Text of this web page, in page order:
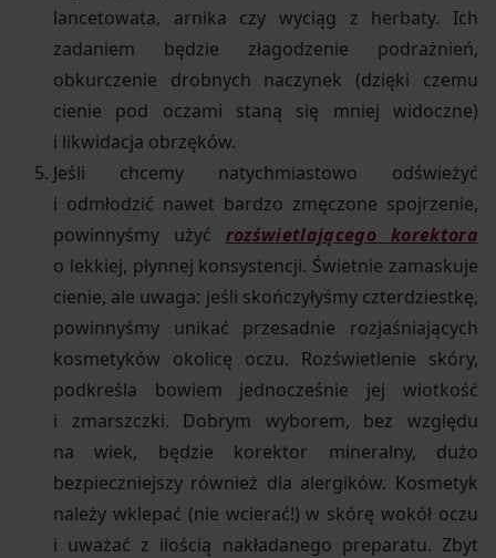
lancetowata, arnika czy wyciąg z herbaty. Ich
zadaniem będzie złagodzenie podrażnień,
obkurczenie drobnych naczynek (dzięki czemu
cienie pod oczami staną się mniej widoczne)
i likwidacja obrzęków.
Jeśli chcemy natychmiastowo odświeżyć
i odmłodzić nawet bardzo zmęczone spojrzenie,
powinnyśmy użyć rozświetlającego korektora
o lekkiej, płynnej konsystencji. Świetnie zamaskuje
cienie, ale uwaga: jeśli skończyłyśmy czterdziestkę,
powinnyśmy unikać przesadnie rozjaśniających
kosmetyków okolicę oczu. Rozświetlenie skóry,
podkreśla bowiem jednocześnie jej wiotkość
i zmarszczki. Dobrym wyborem, bez względu
na wiek, będzie korektor mineralny, dużo
bezpieczniejszy również dla alergików. Kosmetyk
należy wklepać (nie wcierać!) w skórę wokół oczu
i uważać z ilością nakładanego preparatu. Zbyt